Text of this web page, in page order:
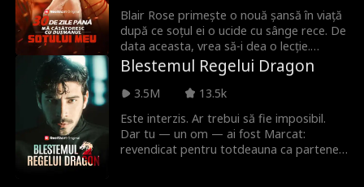
Blair Rose primește o nouă șansă în viață
după ce soțul ei o ucide cu sânge rece. De
data aceasta, vrea să-i dea o lecție.
Singurul lucru pe care l-a omis în
planificarea ei minuțioasă este să se
îndrăgostească de Nathan Forbes,
Forbes. Este aceasta o altă greșeală sau
a doua ei șansă la iubire?
Blestemul Regelui Dragon
3.5M
13.5k
Este interzis. Ar trebui să fie imposibil.
Dar tu — un om — ai fost Marcat:
revendicat pentru totdeauna ca partener